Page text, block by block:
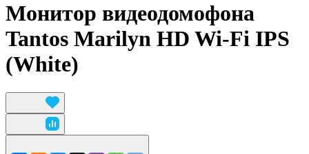
Монитор видеодомофона
Tantos Marilyn HD Wi-Fi IPS
(White)